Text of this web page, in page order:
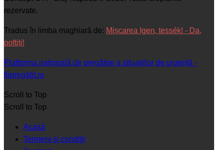
rezervate.
Tradus în limba maghiară de: Mișcarea Igen, tessék! - Da,
poftiți!
Platforma națională de pregătire a situațiilor de urgență -
fiipregătit.ro
Scroll to Top
Scroll to Top
Acasă
Termeni şi condiţii